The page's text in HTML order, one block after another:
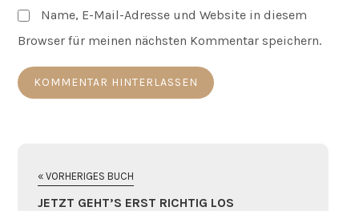
Name, E-Mail-Adresse und Website in diesem
Browser für meinen nächsten Kommentar speichern.
« VORHERIGES BUCH
JETZT GEHT’S ERST RICHTIG LOS